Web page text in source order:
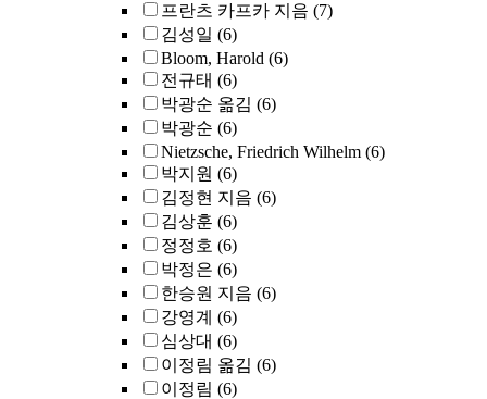
프란츠 카프카 지음 (7)
김성일 (6)
Bloom, Harold (6)
전규태 (6)
박광순 옮김 (6)
박광순 (6)
Nietzsche, Friedrich Wilhelm (6)
박지원 (6)
김정현 지음 (6)
김상훈 (6)
정정호 (6)
박정은 (6)
한승원 지음 (6)
강영계 (6)
심상대 (6)
이정림 옮김 (6)
이정림 (6)